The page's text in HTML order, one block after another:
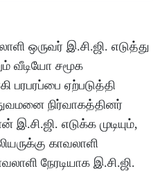
ஒருவர் இ.சி.ஜி. எடுத்து
வீடியோ சமூக
ஏற்படுத்தி
நிர்வாகத்தினர்
இ.சி.ஜி. எடுக்க முடியும்,
காவலாளி
நேரடியாக இ.சி.ஜி.